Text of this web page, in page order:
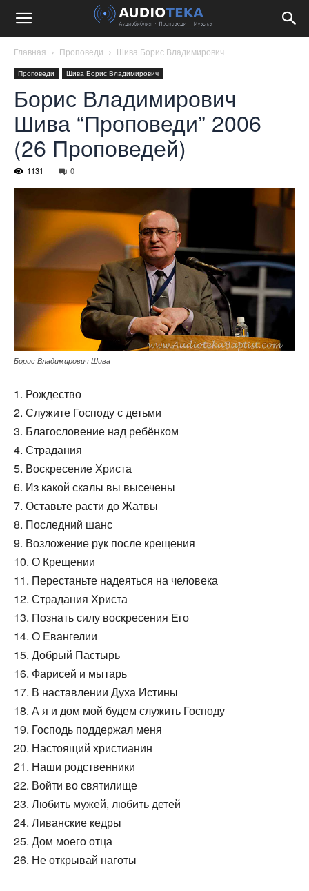
Главная Проповеди Шива Борис Владимирович
Проповеди Шива Борис Владимирович
Борис Владимирович
Шива “Проповеди” 2006
(26 Проповедей)
1131 0
Борис Владимирович Шива
1. Рождество
2. Служите Господу с детьми
3. Благословение над ребёнком
4. Страдания
5. Воскресение Христа
6. Из какой скалы вы высечены
7. Оставьте расти до Жатвы
8. Последний шанс
9. Возложение рук после крещения
10. О Крещении
11. Перестаньте надеяться на человека
12. Страдания Христа
13. Познать силу воскресения Его
14. О Евангелии
15. Добрый Пастырь
16. Фарисей и мытарь
17. В наставлении Духа Истины
18. А я и дом мой будем служить Господу
19. Господь поддержал меня
20. Настоящий христианин
21. Наши родственники
22. Войти во святилище
23. Любить мужей, любить детей
24. Ливанские кедры
25. Дом моего отца
26. Не открывай наготы